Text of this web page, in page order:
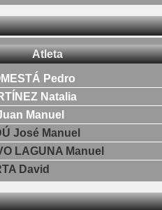
Atleta
Pedro
Natalia
Manuel
José Manuel
LAGUNA Manuel
David